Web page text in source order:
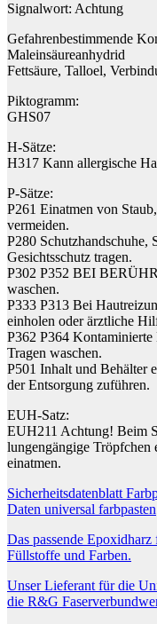
Signalwort: Achtung
Gefahrenbestimmende
Maleinsäureanhydrid
Fettsäure, Talloel,
Piktogramm:
GHS07
H-Sätze:
H317 Kann allergische
P-Sätze:
P261 Einatmen von
vermeiden.
P280 Schutzhandschuhe,
Gesichtsschutz tragen.
P302 P352 BEI
waschen.
P333 P313 Bei
einholen oder ärztliche
P362 P364
Tragen waschen.
P501 Inhalt und Behälter
der Entsorgung zuführen.
EUH-Satz:
EUH211 Achtung! Beim
lungengängige Tröpfchen
einatmen.
Sicherheitsdatenblatt
Daten universal farbpasten
Das passende
Füllstoffe und Farben.
Unser Lieferant für die
die R&G